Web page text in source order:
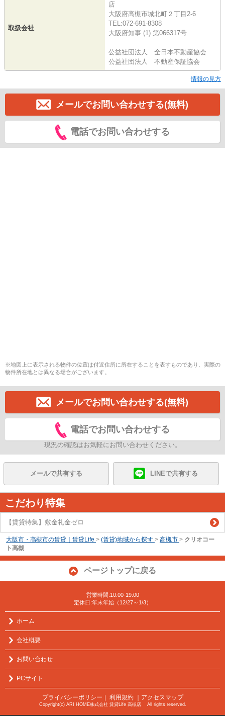
取扱会社
店
大阪府高槻市城北町２丁目2-6
TEL:072-691-8308
大阪府知事 (1) 第066317号
公益社団法人 全日本不動産協会
公益社団法人 不動産保証協会
情報の見方
メールでお問い合わせする(無料)
電話でお問い合わせする
※地図上に表示される物件の位置は付近住所に所在することを表すものであり、実際の
物件所在地とは異なる場合がございます。
メールでお問い合わせする(無料)
電話でお問い合わせする
現況の確認はお気軽にお問い合わせください。
メールで共有する LINEで共有する
こだわり特集
【賃貸特集】敷金礼金ゼロ
大阪市・高槻市の賃貸｜賃貸Life > (賃貸)地域から探す > 高槻市 > クリオコー
ト高槻
ページトップに戻る
営業時間:10:00-19:00
定休日:年末年始（12/27～1/3）
ホーム
会社概要
お問い合わせ
PCサイト
プライバシーポリシー 利用規約 ｜アクセスマップ
Copyright(c) ARI HOME株式会社 賃貸Life 高槻店 All rights reserved.